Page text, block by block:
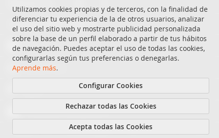
Utilizamos cookies propias y de terceros, con la finalidad de
diferenciar tu experiencia de la de otros usuarios, analizar
el uso del sitio web y mostrarte publicidad personalizada
sobre la base de un perfil elaborado a partir de tus hábitos
de navegación. Puedes aceptar el uso de todas las cookies,
configurarlas según tus preferencias o denegarlas.
Aprende más.
Configurar Cookies
Rechazar todas las Cookies
Acepta todas las Cookies
Compras 100% seguras
Visa
MasterCard
Transferencia bancaria
Copyright © 2021-actualidad Rittagraf S.L. Todos los derechos reservados.